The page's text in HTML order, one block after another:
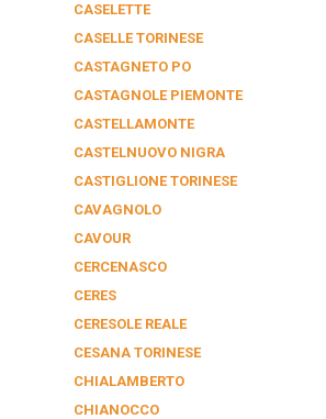
CASELETTE
CASELLE TORINESE
CASTAGNETO PO
CASTAGNOLE PIEMONTE
CASTELLAMONTE
CASTELNUOVO NIGRA
CASTIGLIONE TORINESE
CAVAGNOLO
CAVOUR
CERCENASCO
CERES
CERESOLE REALE
CESANA TORINESE
CHIALAMBERTO
CHIANOCCO